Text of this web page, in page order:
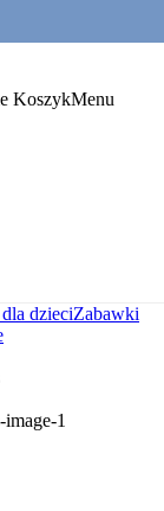
KoszykMenu
dzieciZabawki